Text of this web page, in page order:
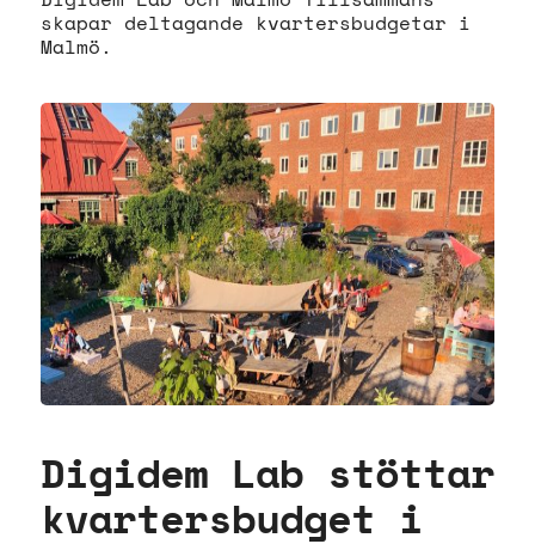
skapar deltagande kvartersbudgetar i
Malmö.
Digidem Lab stöttar
kvartersbudget i